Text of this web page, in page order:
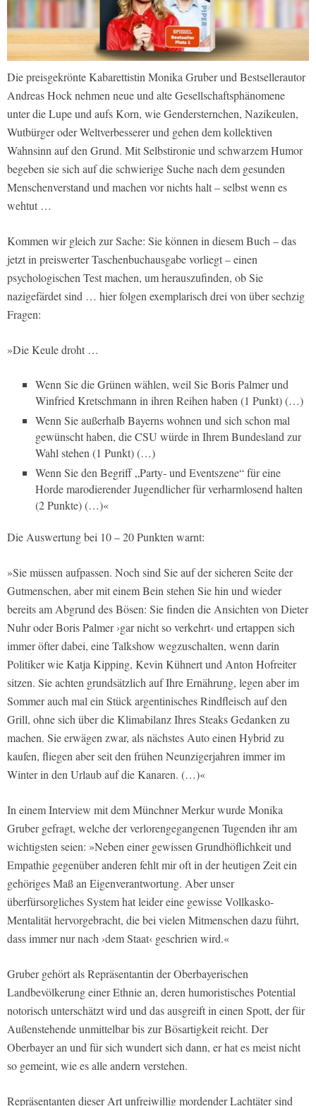
Die preisgekrönte Kabarettistin Monika Gruber und Bestsellerautor
Andreas Hock nehmen neue und alte Gesellschaftsphänomene
unter die Lupe und aufs Korn, wie Gendersternchen, Nazikeulen,
Wutbürger oder Weltverbesserer und gehen dem kollektiven
Wahnsinn auf den Grund. Mit Selbstironie und schwarzem Humor
begeben sie sich auf die schwierige Suche nach dem gesunden
Menschenverstand und machen vor nichts halt – selbst wenn es
wehtut …
Kommen wir gleich zur Sache: Sie können in diesem Buch – das
jetzt in preiswerter Taschenbuchausgabe vorliegt – einen
psychologischen Test machen, um herauszufinden, ob Sie
nazigefärdet sind … hier folgen exemplarisch drei von über sechzig
Fragen:
»Die Keule droht …
Wenn Sie die Grünen wählen, weil Sie Boris Palmer und
Winfried Kretschmann in ihren Reihen haben (1 Punkt) (…)
Wenn Sie außerhalb Bayerns wohnen und sich schon mal
gewünscht haben, die CSU würde in Ihrem Bundesland zur
Wahl stehen (1 Punkt) (…)
Wenn Sie den Begriff „Party- und Eventszene“ für eine
Horde marodierender Jugendlicher für verharmlosend halten
(2 Punkte) (…)«
Die Auswertung bei 10 – 20 Punkten warnt:
»Sie müssen aufpassen. Noch sind Sie auf der sicheren Seite der
Gutmenschen, aber mit einem Bein stehen Sie hin und wieder
bereits am Abgrund des Bösen: Sie finden die Ansichten von Dieter
Nuhr oder Boris Palmer ›gar nicht so verkehrt‹ und ertappen sich
immer öfter dabei, eine Talkshow wegzuschalten, wenn darin
Politiker wie Katja Kipping, Kevin Kühnert und Anton Hofreiter
sitzen. Sie achten grundsätzlich auf Ihre Ernährung, legen aber im
Sommer auch mal ein Stück argentinisches Rindfleisch auf den
Grill, ohne sich über die Klimabilanz Ihres Steaks Gedanken zu
machen. Sie erwägen zwar, als nächstes Auto einen Hybrid zu
kaufen, fliegen aber seit den frühen Neunzigerjahren immer im
Winter in den Urlaub auf die Kanaren. (…)«
In einem Interview mit dem Münchner Merkur wurde Monika
Gruber gefragt, welche der verlorengegangenen Tugenden ihr am
wichtigsten seien: »Neben einer gewissen Grundhöflichkeit und
Empathie gegenüber anderen fehlt mir oft in der heutigen Zeit ein
gehöriges Maß an Eigenverantwortung. Aber unser
überfürsorgliches System hat leider eine gewisse Vollkasko-
Mentalität hervorgebracht, die bei vielen Mitmenschen dazu führt,
dass immer nur nach ›dem Staat‹ geschrien wird.«
Gruber gehört als Repräsentantin der Oberbayerischen
Landbevölkerung einer Ethnie an, deren humoristisches Potential
notorisch unterschätzt wird und das ausgreift in einen Spott, der für
Außenstehende unmittelbar bis zur Bösartigkeit reicht. Der
Oberbayer an und für sich wundert sich dann, er hat es meist nicht
so gemeint, wie es alle andern verstehen.
Repräsentanten dieser Art unfreiwillig mordender Lachtäter sind